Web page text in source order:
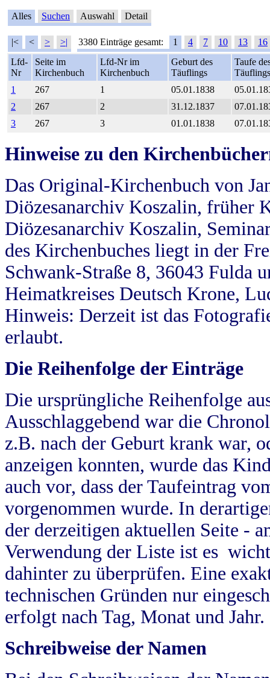
Alles Suchen Auswahl Detail
|< < > >| 3380 Einträge gesamt: 1 4 7 10 13
16
Lfd-
Nr
Seite im
Kirchenbuch
Lfd-Nr im
Kirchenbuch
Geburt des
Täuflings
Taufe
Täuflings
1
267 1 05.01.1838
2
267 2 31.12.1837
3
267 3 01.01.1838
Hinweise zu den
Das Original-Kirchenbuch von
Diözesanarchiv Koszalin, früher
Diözesanarchiv Koszalin,
des Kirchenbuches liegt in der
Schwank-Straße 8, 36043 Fulda
Heimatkreises Deutsch Krone,
Hinweis: Derzeit ist das
erlaubt.
Die Reihenfolge der Einträge
Die ursprüngliche Reihenfolge
Ausschlaggebend war die
z.B. nach der Geburt krank war,
anzeigen konnten, wurde das
auch vor, dass der Taufeintrag
vorgenommen wurde. In
der derzeitigen aktuellen Seite -
Verwendung der Liste ist es
dahinter zu überprüfen. Eine
technischen Gründen nur
erfolgt nach Tag, Monat und Jahr.
Schreibweise der Namen